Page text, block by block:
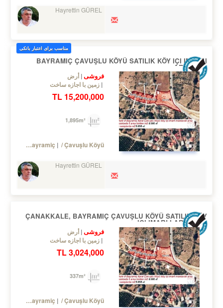
Hayrettin GÜREL
مناسب برای اعتبار بانکی
BAYRAMIÇ ÇAVUŞLU KÖYÜ SATILIK KÖY IÇI IMARLI
ARSALAR
فروشی أرض
زمین با اجازه ساخت
15,200,000 TL
Turkey Çanakkale / Bayramiç / Çavuşlu Köyü
Hayrettin GÜREL
ÇANAKKALE, BAYRAMIÇ ÇAVUŞLU KÖYÜ SATILIK KÖY
IÇI IMARLI ARSALAR
فروشی أرض
زمین با اجازه ساخت
3,024,000 TL
Turkey Çanakkale / Bayramiç / Çavuşlu Köyü